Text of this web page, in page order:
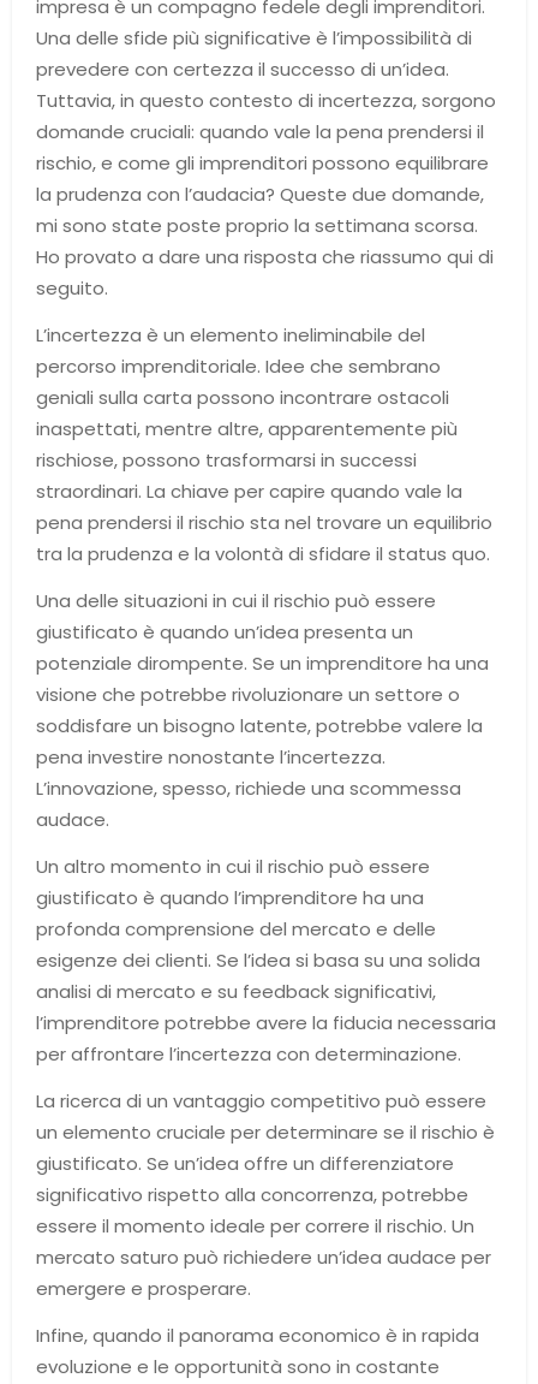
impresa è un compagno fedele degli imprenditori.
Una delle sfide più significative è l’impossibilità di
prevedere con certezza il successo di un’idea.
Tuttavia, in questo contesto di incertezza, sorgono
domande cruciali: quando vale la pena prendersi il
rischio, e come gli imprenditori possono equilibrare
la prudenza con l’audacia? Queste due domande,
mi sono state poste proprio la settimana scorsa.
Ho provato a dare una risposta che riassumo qui di
seguito.
L’incertezza è un elemento ineliminabile del
percorso imprenditoriale. Idee che sembrano
geniali sulla carta possono incontrare ostacoli
inaspettati, mentre altre, apparentemente più
rischiose, possono trasformarsi in successi
straordinari. La chiave per capire quando vale la
pena prendersi il rischio sta nel trovare un equilibrio
tra la prudenza e la volontà di sfidare il status quo.
Una delle situazioni in cui il rischio può essere
giustificato è quando un’idea presenta un
potenziale dirompente. Se un imprenditore ha una
visione che potrebbe rivoluzionare un settore o
soddisfare un bisogno latente, potrebbe valere la
pena investire nonostante l’incertezza.
L’innovazione, spesso, richiede una scommessa
audace.
Un altro momento in cui il rischio può essere
giustificato è quando l’imprenditore ha una
profonda comprensione del mercato e delle
esigenze dei clienti. Se l’idea si basa su una solida
analisi di mercato e su feedback significativi,
l’imprenditore potrebbe avere la fiducia necessaria
per affrontare l’incertezza con determinazione.
La ricerca di un vantaggio competitivo può essere
un elemento cruciale per determinare se il rischio è
giustificato. Se un’idea offre un differenziatore
significativo rispetto alla concorrenza, potrebbe
essere il momento ideale per correre il rischio. Un
mercato saturo può richiedere un’idea audace per
emergere e prosperare.
Infine, quando il panorama economico è in rapida
evoluzione e le opportunità sono in costante